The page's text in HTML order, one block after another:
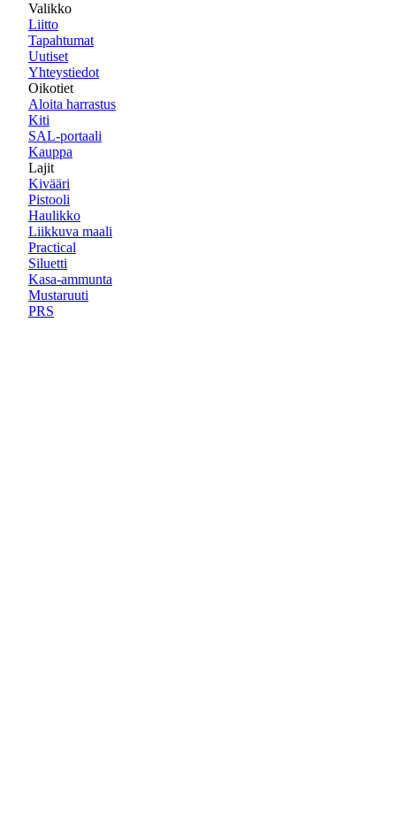
Valikko
Liitto
Tapahtumat
Uutiset
Yhteystiedot
Oikotiet
Aloita harrastus
Kiti
SAL-portaali
Kauppa
Lajit
Kivääri
Pistooli
Haulikko
Liikkuva maali
Practical
Siluetti
Kasa-ammunta
Mustaruuti
PRS